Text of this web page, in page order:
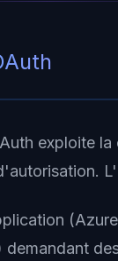
exploite
demandant